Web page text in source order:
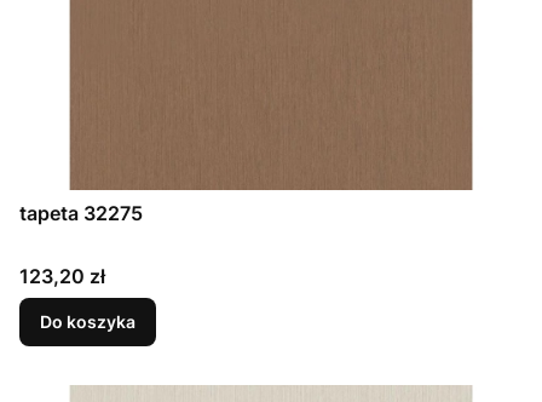
tapeta 32275
Cena
123,20 zł
Do koszyka